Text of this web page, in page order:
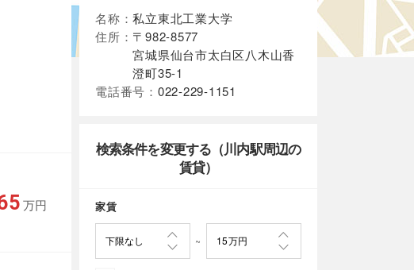
万円
名称：私立東北工業大学
住所： 〒982-8577
宮城県仙台市太白区八木山香
澄町35-1
電話番号： 022-229-1151
検索条件を変更する（川内駅周辺の
賃貸）
家賃